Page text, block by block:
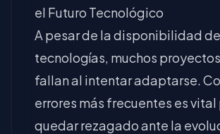
el Futuro Tecnológico
A pesar de la disponibilidad
tecnologías, muchos
fallan al intentar adaptarse.
errores más frecuentes es vital
quedar rezagado ante la